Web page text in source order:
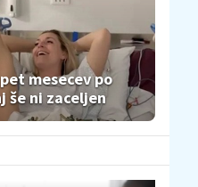
mesecev po
še ni zaceljen